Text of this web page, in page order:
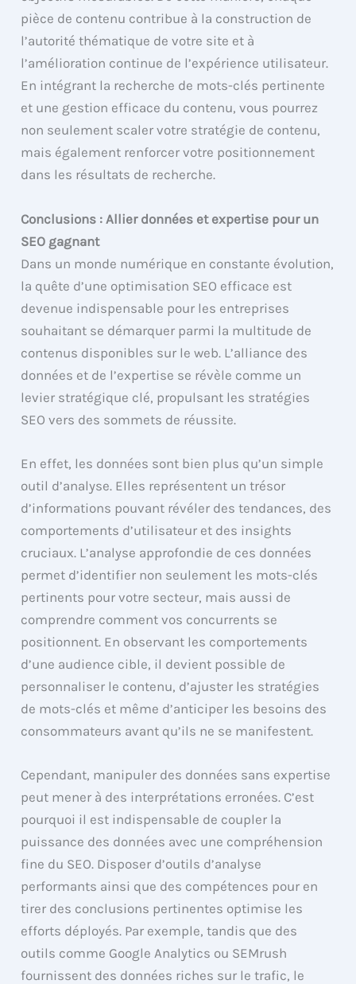
pièce de contenu contribue à la construction de
l’autorité thématique de votre site et à
l’amélioration continue de l’expérience utilisateur.
En intégrant la recherche de mots-clés pertinente
et une gestion efficace du contenu, vous pourrez
non seulement scaler votre stratégie de contenu,
mais également renforcer votre positionnement
dans les résultats de recherche.
Conclusions : Allier données et expertise pour un
SEO gagnant
Dans un monde numérique en constante évolution,
la quête d’une optimisation SEO efficace est
devenue indispensable pour les entreprises
souhaitant se démarquer parmi la multitude de
contenus disponibles sur le web. L’alliance des
données et de l’expertise se révèle comme un
levier stratégique clé, propulsant les stratégies
SEO vers des sommets de réussite.
En effet, les données sont bien plus qu’un simple
outil d’analyse. Elles représentent un trésor
d’informations pouvant révéler des tendances, des
comportements d’utilisateur et des insights
cruciaux. L’analyse approfondie de ces données
permet d’identifier non seulement les mots-clés
pertinents pour votre secteur, mais aussi de
comprendre comment vos concurrents se
positionnent. En observant les comportements
d’une audience cible, il devient possible de
personnaliser le contenu, d’ajuster les stratégies
de mots-clés et même d’anticiper les besoins des
consommateurs avant qu’ils ne se manifestent.
Cependant, manipuler des données sans expertise
peut mener à des interprétations erronées. C’est
pourquoi il est indispensable de coupler la
puissance des données avec une compréhension
fine du SEO. Disposer d’outils d’analyse
performants ainsi que des compétences pour en
tirer des conclusions pertinentes optimise les
efforts déployés. Par exemple, tandis que des
outils comme Google Analytics ou SEMrush
fournissent des données riches sur le trafic, le